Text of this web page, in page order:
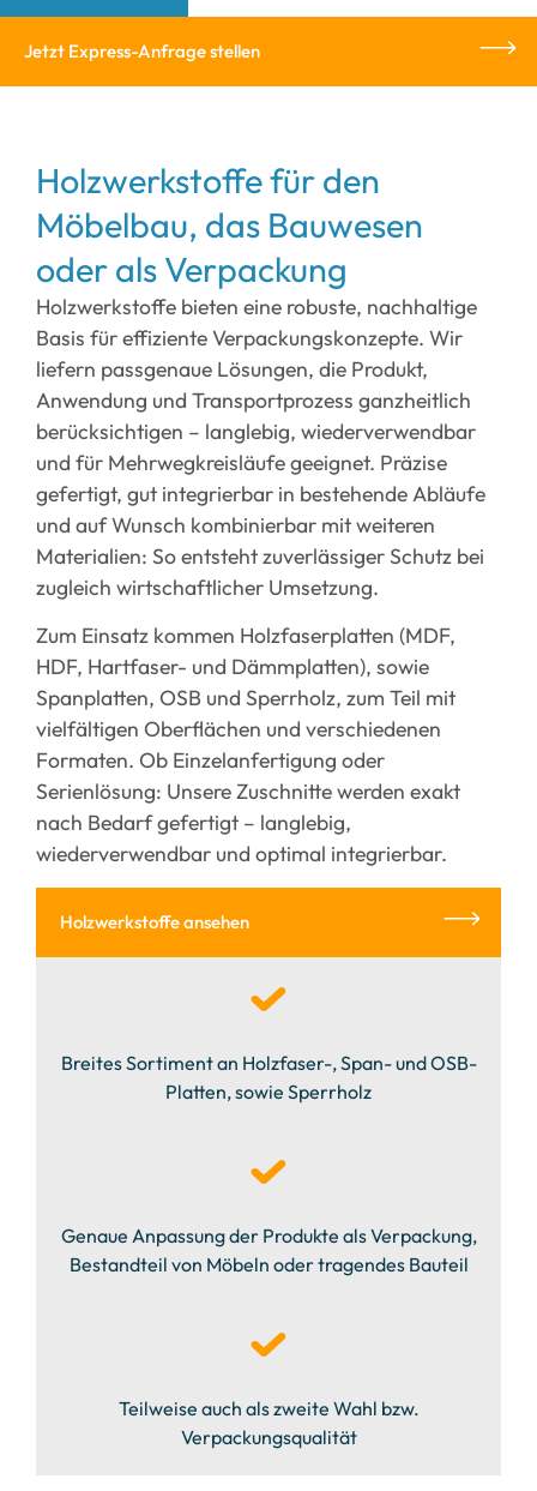
Jetzt Express-Anfrage stellen
Holzwerkstoffe für den
Möbelbau, das Bauwesen
oder als Verpackung
Holzwerkstoffe bieten eine robuste, nachhaltige
Basis für effiziente Verpackungskonzepte. Wir
liefern passgenaue Lösungen, die Produkt,
Anwendung und Transportprozess ganzheitlich
berücksichtigen – langlebig, wiederverwendbar
und für Mehrwegkreisläufe geeignet. Präzise
gefertigt, gut integrierbar in bestehende Abläufe
und auf Wunsch kombinierbar mit weiteren
Materialien: So entsteht zuverlässiger Schutz bei
zugleich wirtschaftlicher Umsetzung.
Zum Einsatz kommen Holzfaserplatten (MDF,
HDF, Hartfaser- und Dämmplatten), sowie
Spanplatten, OSB und Sperrholz, zum Teil mit
vielfältigen Oberflächen und verschiedenen
Formaten. Ob Einzelanfertigung oder
Serienlösung: Unsere Zuschnitte werden exakt
nach Bedarf gefertigt – langlebig,
wiederverwendbar und optimal integrierbar.
Holzwerkstoffe ansehen
Breites Sortiment an Holzfaser-, Span- und OSB-
Platten, sowie Sperrholz
Genaue Anpassung der Produkte als Verpackung,
Bestandteil von Möbeln oder tragendes Bauteil
Teilweise auch als zweite Wahl bzw.
Verpackungsqualität